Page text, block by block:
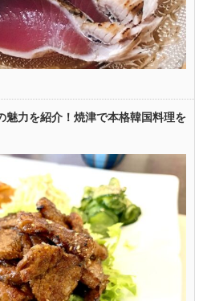
魅力を紹介！焼津で本格韓国料理を